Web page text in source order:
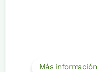
Más información